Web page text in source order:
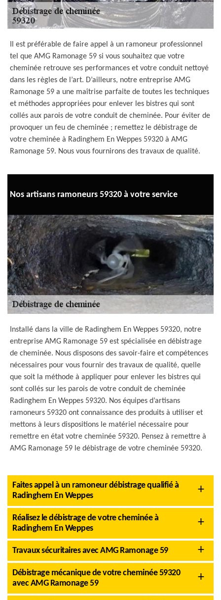
Il est préférable de faire appel à un ramoneur professionnel
tel que AMG Ramonage 59 si vous souhaitez que votre
cheminée retrouve ses performances et votre conduit nettoyé
dans les règles de l’art. D’ailleurs, notre entreprise AMG
Ramonage 59 a une maîtrise parfaite de toutes les techniques
et méthodes appropriées pour enlever les bistres qui sont
collés aux parois de votre conduit de cheminée. Pour éviter de
provoquer un feu de cheminée ; remettez le débistrage de
votre cheminée à Radinghem En Weppes 59320 à AMG
Ramonage 59. Nous vous fournirons des travaux de qualité.
Nos artisans ramoneurs 59320 à votre service
Installé dans la ville de Radinghem En Weppes 59320, notre
entreprise AMG Ramonage 59 est spécialisée en débistrage
de cheminée. Nous disposons des savoir-faire et compétences
nécessaires pour vous fournir des travaux de qualité, quelle
que soit la méthode à appliquer pour enlever les bistres qui
sont collés sur les parois de votre conduit de cheminée
Radinghem En Weppes 59320. Nos équipes d’artisans
ramoneurs 59320 ont connaissance des produits à utiliser et
mettons à leurs dispositions le matériel nécessaire pour
remettre en état votre cheminée 59320. Pensez à remettre à
AMG Ramonage 59 le débistrage de votre cheminée 59320.
Faites appel à un ramoneur débistrage qualifié à
Radinghem En Weppes
Réalisez le débistrage de votre cheminée à
Radinghem En Weppes
Travaux sécuritaires avec AMG Ramonage 59
Débistrage mécanique de votre cheminée 59320
avec AMG Ramonage 59